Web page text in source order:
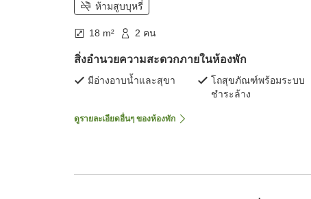
ห้ามสูบบุหรี่
18 m² 2 คน
สิ่งอำนวยความสะดวกภายในห้องพัก
มีอ่างอาบน้ำและสุขา
โถสุขภัณฑ์พร้อมระบบ
ชำระล้าง
ดูรายละเอียดอื่นๆ ของห้องพัก